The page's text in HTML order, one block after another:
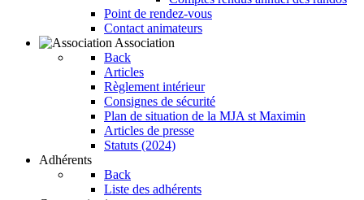
Point de rendez-vous
Contact animateurs
Association
Back
Articles
Règlement intérieur
Consignes de sécurité
Plan de situation de la MJA st Maximin
Articles de presse
Statuts (2024)
Adhérents
Back
Liste des adhérents